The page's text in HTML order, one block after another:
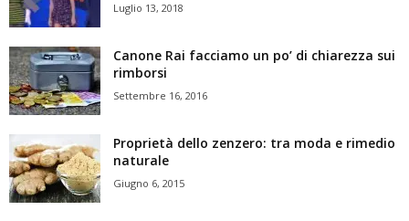
Luglio 13, 2018
Canone Rai facciamo un po’ di chiarezza sui
rimborsi
Settembre 16, 2016
Proprietà dello zenzero: tra moda e rimedio
naturale
Giugno 6, 2015